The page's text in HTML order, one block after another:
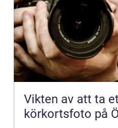
Vikten av att ta
körkortsfoto på